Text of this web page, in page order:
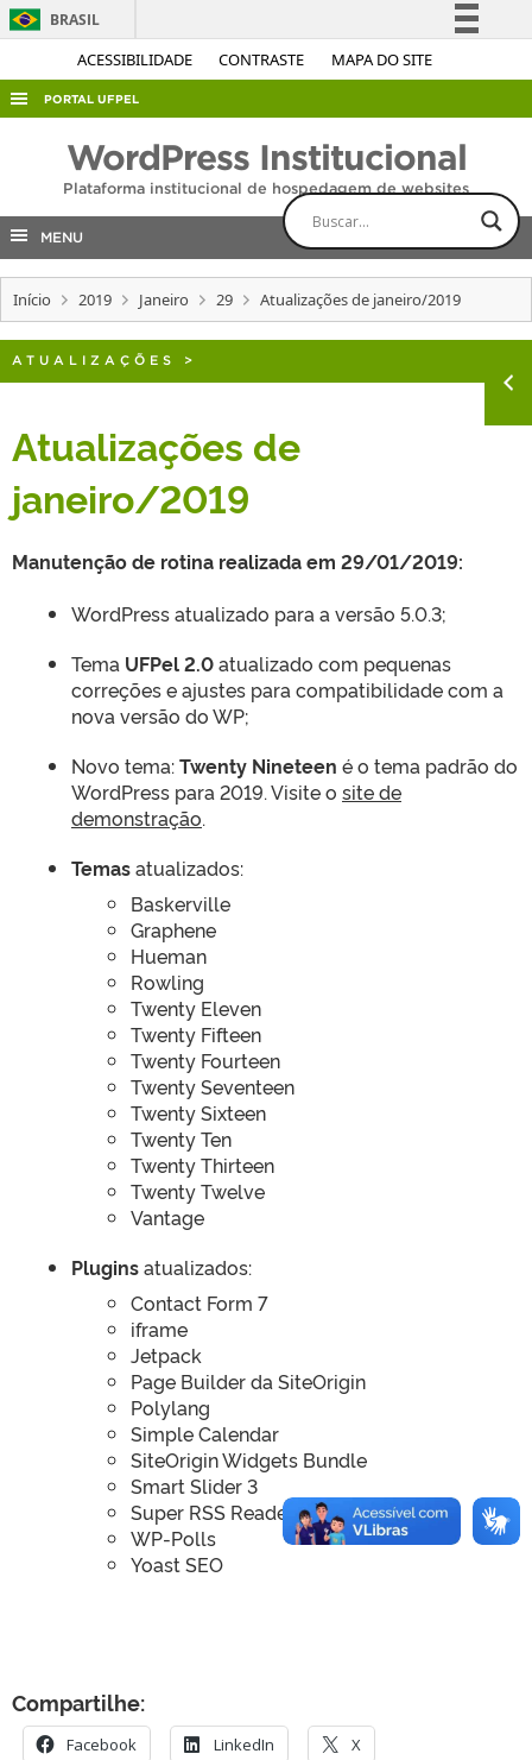
ACESSIBILIDADE CONTRASTE MAPA DO SITE
BRASIL
Simplifique!
Acesso à informação
Legislação
PORTAL UFPEL
AUDITORIA
COBALTO
CONCURSOS
EDITAIS
INTERNACIONAL
OUVIDORIA
TELEFONES
WordPress Institucional
Plataforma institucional de hospedagem de websites
MENU
Início 2019 Janeiro 29 Atualizações de janeiro/2019
ATUALIZAÇÕES >
Atualizações de
janeiro/2019
Manutenção de rotina realizada em 29/01/2019:
WordPress atualizado para a versão 5.0.3;
Tema UFPel 2.0atualizado com pequenas
correções e ajustes para compatibilidade com a
nova versão do WP;
Novo tema:Twenty Nineteen é o tema padrão do
WordPress para 2019. Visite o site de
demonstração.
Temasatualizados:
Baskerville
Graphene
Hueman
Rowling
Twenty Eleven
Twenty Fifteen
Twenty Fourteen
Twenty Seventeen
Twenty Sixteen
Twenty Ten
Twenty Thirteen
Twenty Twelve
Vantage
Pluginsatualizados:
Contact Form 7
iframe
Jetpack
Page Builder da SiteOrigin
Polylang
Simple Calendar
SiteOrigin Widgets Bundle
Smart Slider 3
Super RSS Reader
WP-Polls
Yoast SEO
Compartilhe:
Facebook LinkedIn X